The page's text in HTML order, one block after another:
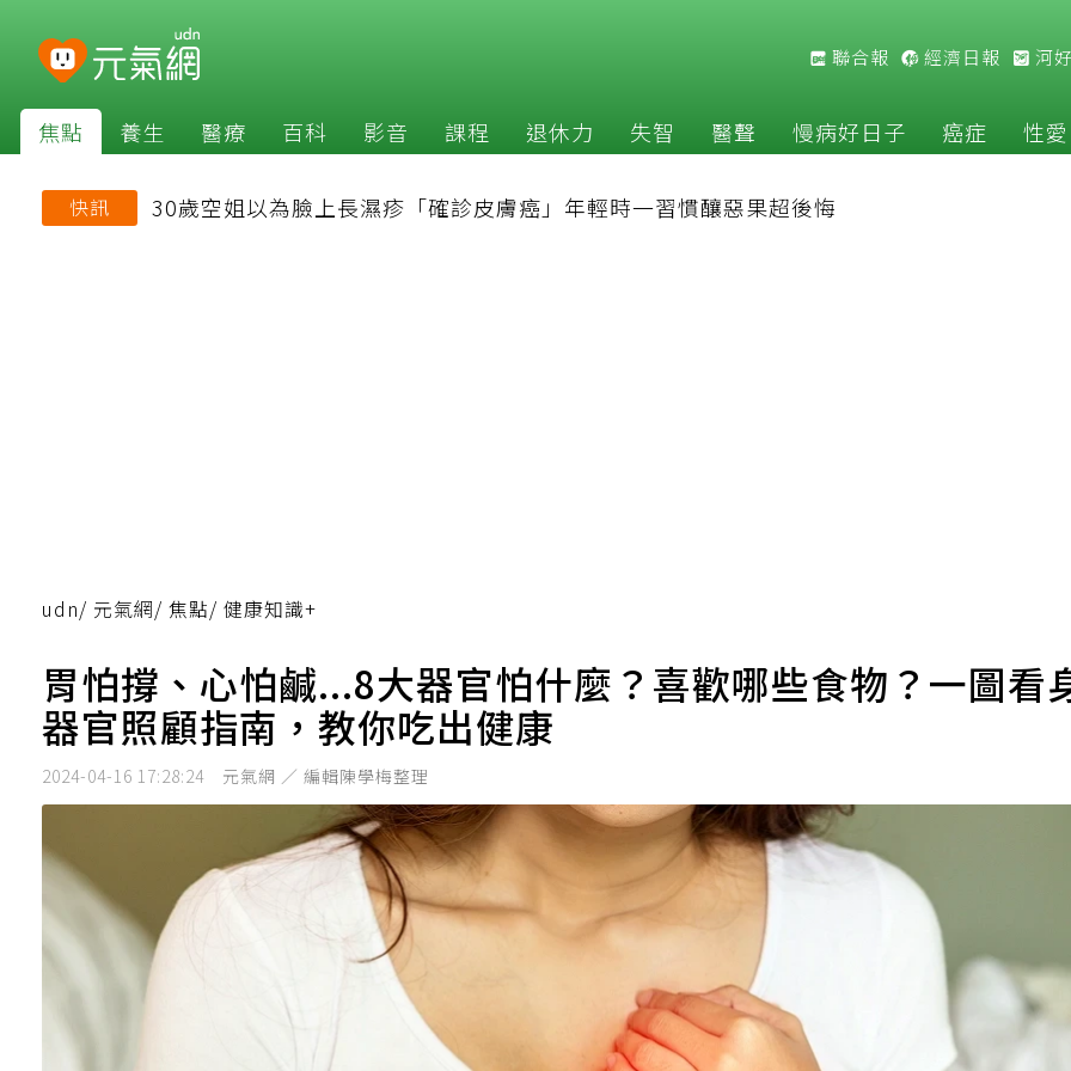
聯合報 經濟日報 河
焦點 養生 醫療 百科 影音 課程 退休力 失智 醫聲 慢病好日子 癌症 性愛
快訊 30歲空姐以為臉上長濕疹「確診皮膚癌」年輕時一習慣釀惡果超後悔
udn/ 元氣網/ 焦點/ 健康知識+
胃怕撐、心怕鹹...8大器官怕什麼？喜歡哪些食物？一圖看
器官照顧指南，教你吃出健康
2024-04-16 17:28:24 元氣網 ／ 編輯陳學梅整理